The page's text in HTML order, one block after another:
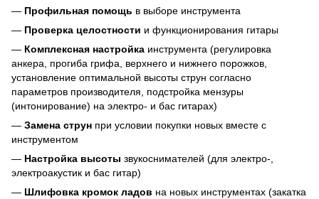
— Профильная помощь в выборе инструмента
— Проверка целостности и функционирования гитары
— Комплексная настройка инструмента (регулировка
анкера, прогиба грифа, верхнего и нижнего порожков,
установление оптимальной высоты струн согласно
параметров производителя, подстройка мензуры
(интонирование) на электро- и бас гитарах)
— Замена струн при условии покупки новых вместе с
инструментом
— Настройка высоты звукоснимателей (для электро-,
электроакустик и бас гитар)
— Шлифовка кромок ладов на новых инструментах (закатка